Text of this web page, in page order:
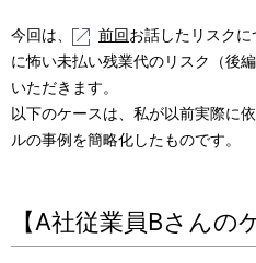
今回は、 前回お話したリスク
に怖い未払い残業代のリスク（後
いただきます。
以下のケースは、私が以前実際に
ルの事例を簡略化したものです。
【A社従業員Bさんの